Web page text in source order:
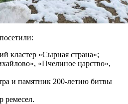
кластер «Сырная страна»;
«Пчелиное царство»,
и памятник 200-летию битвы
ремесел.